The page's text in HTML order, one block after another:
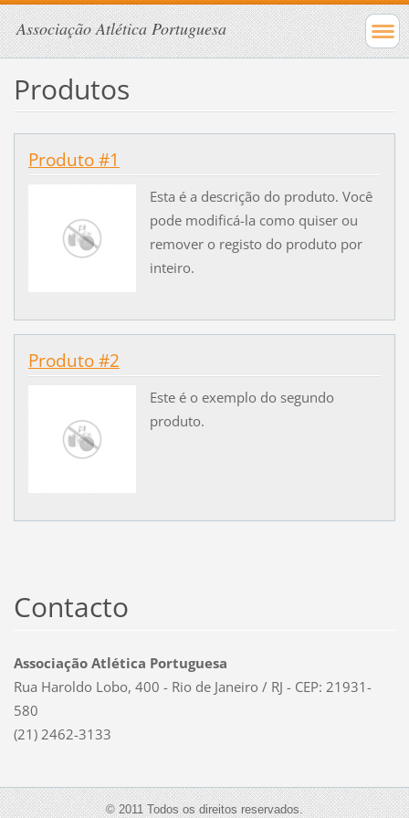
Associação Atlética Portuguesa
Produtos
Produto #1
Esta é a descrição do produto. Você
pode modificá-la como quiser ou
remover o registo do produto por
inteiro.
Produto #2
Este é o exemplo do segundo
produto.
Contacto
Associação Atlética Portuguesa
Rua Haroldo Lobo, 400 - Rio de Janeiro / RJ - CEP: 21931-
580
(21) 2462-3133
© 2011 Todos os direitos reservados.